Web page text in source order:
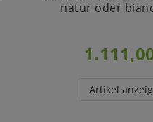
natur oder
Artikel